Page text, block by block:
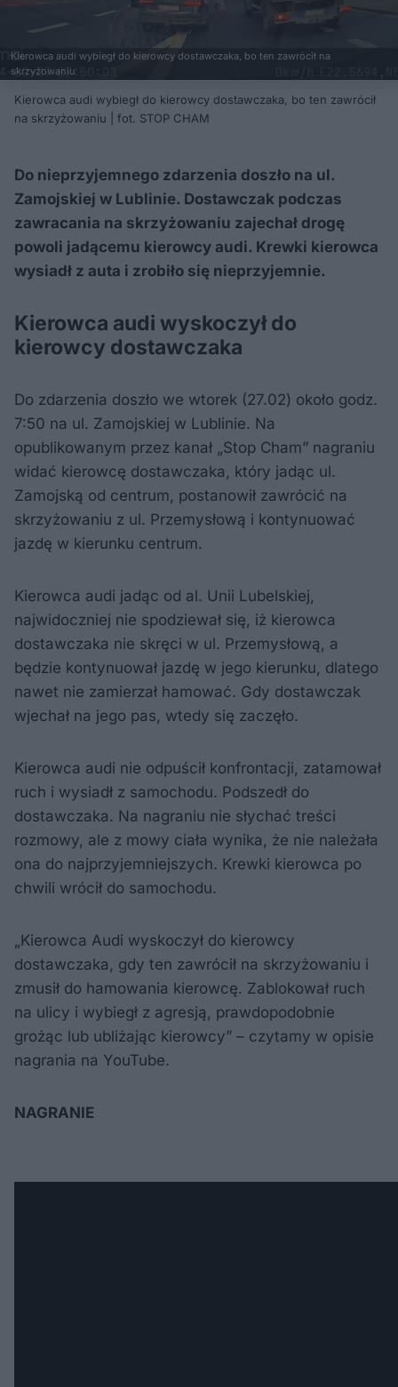
Kierowca audi wybiegł do kierowcy dostawczaka, bo ten zawrócił na
skrzyżowaniu
Kierowca audi wybiegł do kierowcy dostawczaka, bo ten zawrócił
na skrzyżowaniu | fot. STOP CHAM
Do nieprzyjemnego zdarzenia doszło na ul.
Zamojskiej w Lublinie. Dostawczak podczas
zawracania na skrzyżowaniu zajechał drogę
powoli jadącemu kierowcy audi. Krewki kierowca
wysiadł z auta i zrobiło się nieprzyjemnie.
Kierowca audi wyskoczył do
kierowcy dostawczaka
Do zdarzenia doszło we wtorek (27.02) około godz.
7:50 na ul. Zamojskiej w Lublinie. Na
opublikowanym przez kanał „Stop Cham” nagraniu
widać kierowcę dostawczaka, który jadąc ul.
Zamojską od centrum, postanowił zawrócić na
skrzyżowaniu z ul. Przemysłową i kontynuować
jazdę w kierunku centrum.
Kierowca audi jadąc od al. Unii Lubelskiej,
najwidoczniej nie spodziewał się, iż kierowca
dostawczaka nie skręci w ul. Przemysłową, a
będzie kontynuował jazdę w jego kierunku, dlatego
nawet nie zamierzał hamować. Gdy dostawczak
wjechał na jego pas, wtedy się zaczęło.
Kierowca audi nie odpuścił konfrontacji, zatamował
ruch i wysiadł z samochodu. Podszedł do
dostawczaka. Na nagraniu nie słychać treści
rozmowy, ale z mowy ciała wynika, że nie należała
ona do najprzyjemniejszych. Krewki kierowca po
chwili wrócił do samochodu.
„Kierowca Audi wyskoczył do kierowcy
dostawczaka, gdy ten zawrócił na skrzyżowaniu i
zmusił do hamowania kierowcę. Zablokował ruch
na ulicy i wybiegł z agresją, prawdopodobnie
grożąc lub ubliżając kierowcy” – czytamy w opisie
nagrania na YouTube.
NAGRANIE